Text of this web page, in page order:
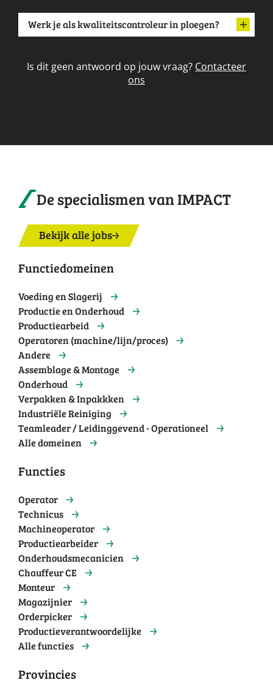
Werk je als kwaliteitscontroleur in ploegen?
Is dit geen antwoord op jouw vraag? Contacteer
ons
De specialismen van IMPACT
Bekijk alle jobs
Functiedomeinen
Voeding en Slagerij
Productie en Onderhoud
Productiearbeid
Operatoren (machine/lijn/proces)
Andere
Assemblage & Montage
Onderhoud
Verpakken & Inpakkken
Industriële Reiniging
Teamleader / Leidinggevend - Operationeel
Alle domeinen
Functies
Operator
Technicus
Machineoperator
Productiearbeider
Onderhoudsmecanicien
Chauffeur CE
Monteur
Magazijnier
Orderpicker
Productieverantwoordelijke
Alle functies
Provincies